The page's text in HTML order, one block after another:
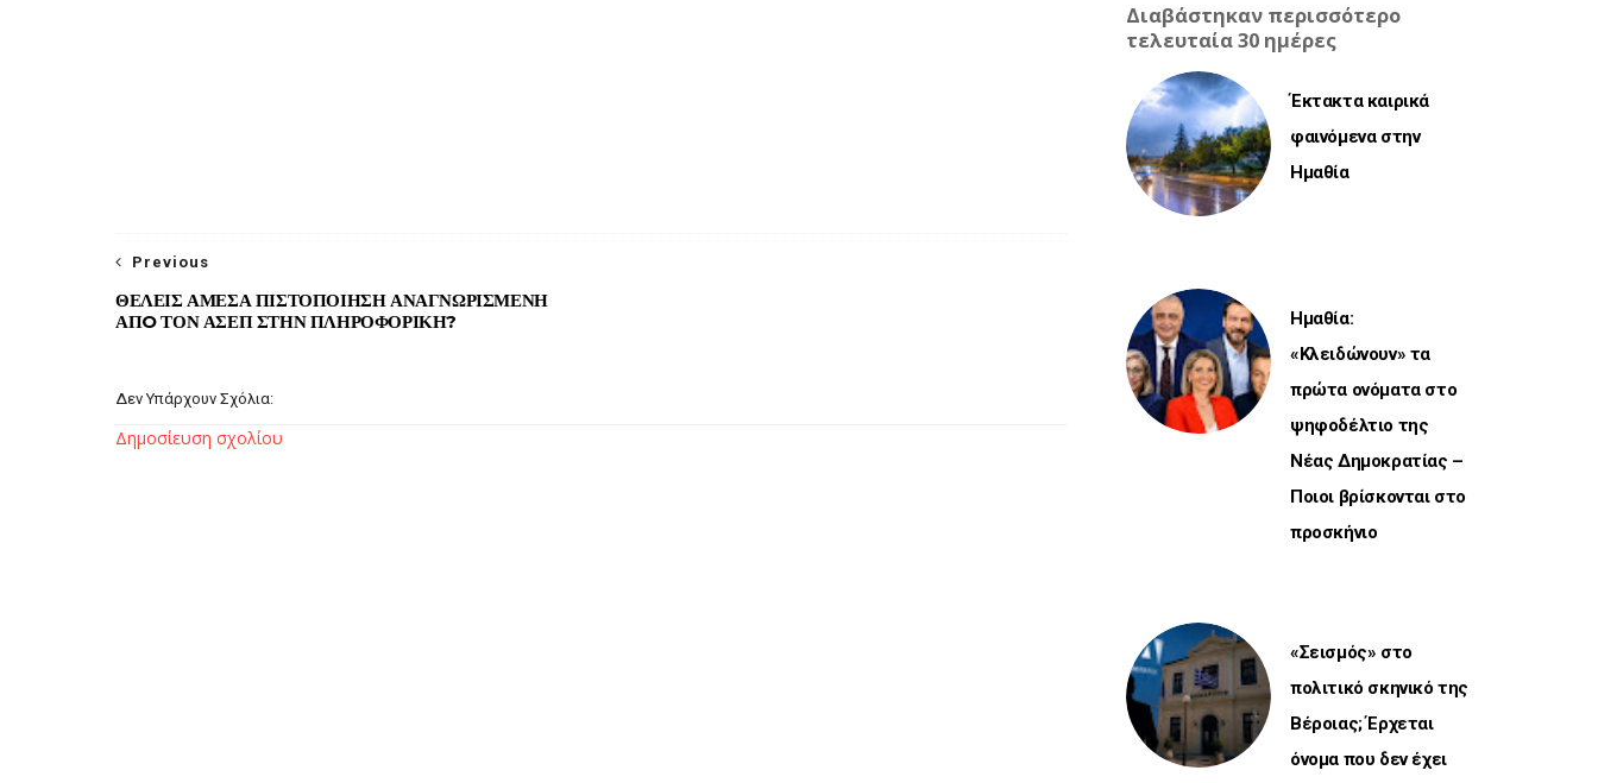
Previous
ΘΕΛΕΙΣ ΑΜΕΣΑ ΠΙΣΤΟΠΟΙΗΣΗ ΑΝΑΓΝΩΡΙΣΜΕΝΗ
ΑΠO ΤΟΝ ΑΣΕΠ ΣΤΗΝ ΠΛΗΡΟΦΟΡΙΚΗ?
Δεν Υπάρχουν Σχόλια:
Δημοσίευση σχολίου
Διαβάστηκαν περισσότερο
τελευταία 30 ημέρες
Έκτακτα καιρικά
φαινόμενα στην
Ημαθία
Ημαθία:
«Κλειδώνουν» τα
πρώτα ονόματα στο
ψηφοδέλτιο της
Νέας Δημοκρατίας –
Ποιοι βρίσκονται στο
προσκήνιο
«Σεισμός» στο
πολιτικό σκηνικό της
Βέροιας; Έρχεται
όνομα που δεν έχει